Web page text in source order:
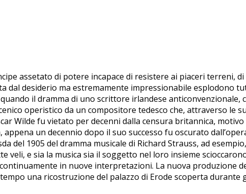
assetato di potere incapace di resistere ai piaceri terreni,
dal desiderio ma estremamente impressionabile esplodono
il dramma di uno scrittore irlandese
operistico da un compositore tedesco che, attraverso le
Wilde fu vietato per decenni dalla censura britannica,
appena un decennio dopo il suo successo fu oscurato
del 1905 del dramma musicale di Richard Strauss, ad
veli, e sia la musica sia il soggetto nel loro insieme
in nuove interpretazioni. La nuova produzione
una ricostruzione del palazzo di Erode scoperta durante